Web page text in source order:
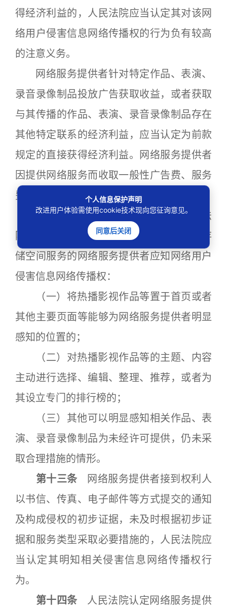
得经济利益的，人民法院应当认定其对该网
络用户侵害信息网络传播权的行为负有较高
的注意义务。
网络服务提供者针对特定作品、表演、
录音录像制品投放广告获取收益，或者获取
与其传播的作品、表演、录音录像制品存在
其他特定联系的经济利益，应当认定为前款
规定的直接获得经济利益。网络服务提供者
因提供网络服务而收取一般性广告费、服务
费等，不属于本款规定的情形。
第十二条有下列情形之一的，人民法
院可以根据案件具体情况，认定提供信息存
储空间服务的网络服务提供者应知网络用户
侵害信息网络传播权：
（一）将热播影视作品等置于首页或者
其他主要页面等能够为网络服务提供者明显
感知的位置的；
（二）对热播影视作品等的主题、内容
主动进行选择、编辑、整理、推荐，或者为
其设立专门的排行榜的；
（三）其他可以明显感知相关作品、表
演、录音录像制品为未经许可提供，仍未采
取合理措施的情形。
第十三条 网络服务提供者接到权利人
以书信、传真、电子邮件等方式提交的通知
及构成侵权的初步证据，未及时根据初步证
据和服务类型采取必要措施的，人民法院应
当认定其明知相关侵害信息网络传播权行
为。
第十四条 人民法院认定网络服务提供
个人信息保护声明
改进用户体验需使用cookie技术现向您征询意见。
同意后关闭